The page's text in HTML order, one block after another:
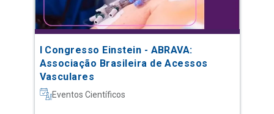
I Congresso Einstein - ABRAVA:
Associação Brasileira de Acessos
Vasculares
Eventos Científicos